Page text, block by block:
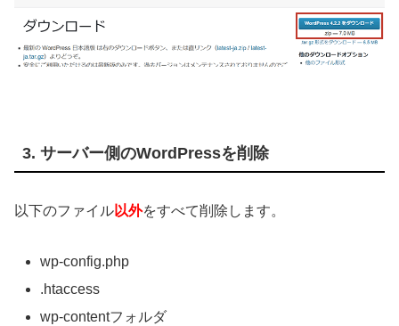
3. サーバー側のWordPressを削除
以下のファイル以外をすべて削除します。
wp-config.php
.htaccess
wp-contentフォルダ